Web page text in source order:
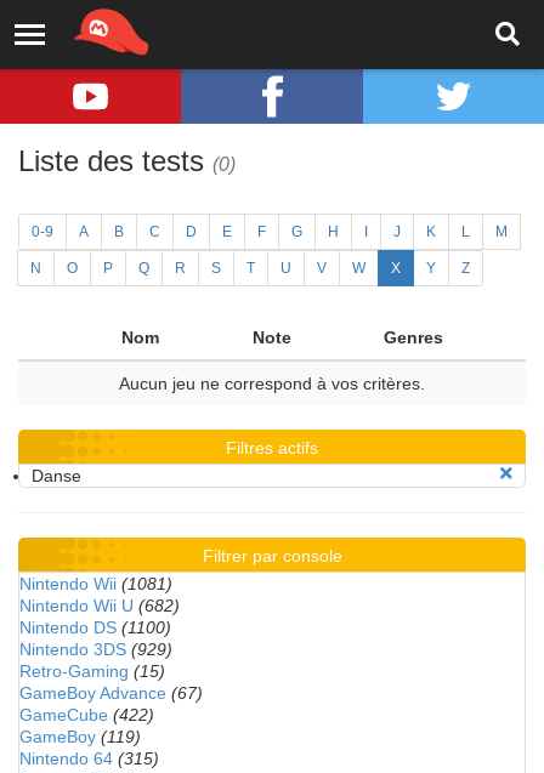
Liste des tests (0)
0-9 A B C D E F G H J K L M
N O P Q R S T U V W X Y Z
Nom Note Genres
Aucun jeu ne correspond à vos critères.
Filtres actifs
Danse
Filtrer par console
Nintendo Wii (1081)
Nintendo Wii U (682)
Nintendo DS (1100)
Nintendo 3DS (929)
Retro-Gaming (15)
GameBoy Advance (67)
GameCube (422)
GameBoy (119)
Nintendo 64 (315)